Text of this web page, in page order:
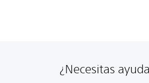
¿Necesitas